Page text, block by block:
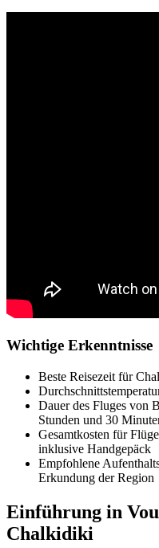
Wichtige Erkenntnisse
Beste Reisezeit für
Dauer des Fluges von
Stunden und 30
Gesamtkosten für
inklusive Handgepäck
Empfohlene
Erkundung der Region
Einführung in
Chalkidiki